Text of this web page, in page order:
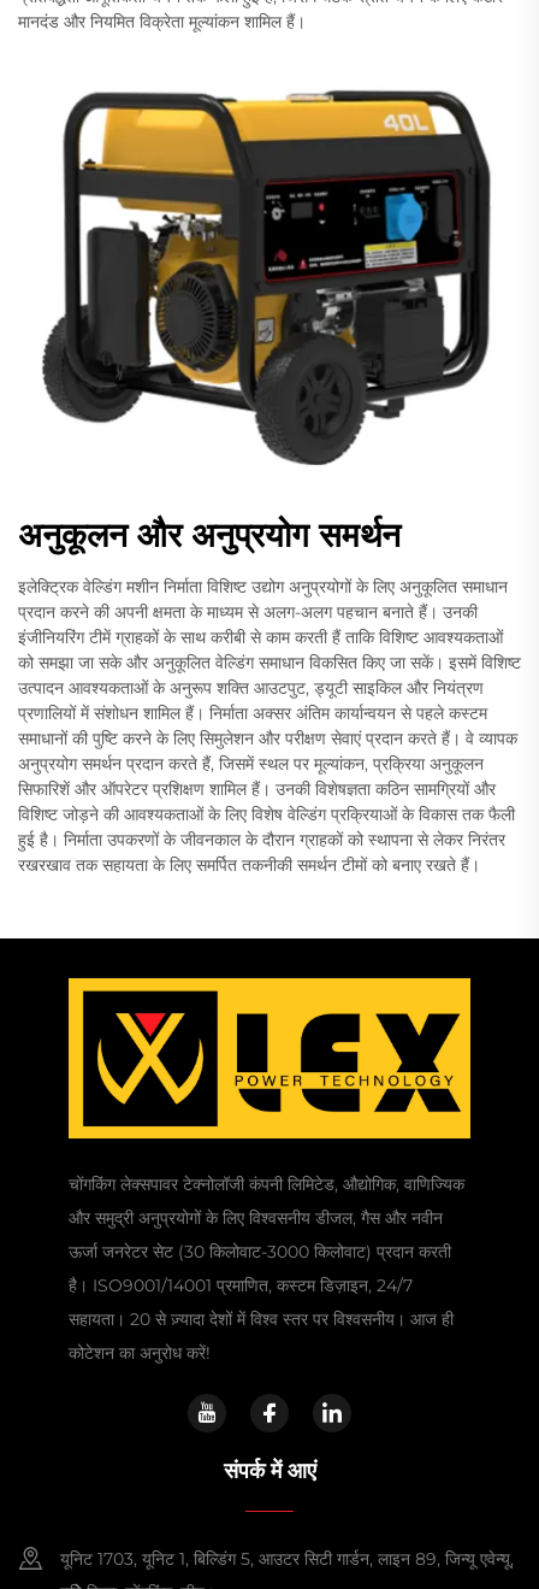
मानदंड और नियमित विक्रेता मूल्यांकन शामिल हैं।
अनुकूलन और अनुप्रयोग समर्थन
इलेक्ट्रिक वेल्डिंग मशीन निर्माता विशिष्ट उद्योग अनुप्रयोगों के लिए अनुकूलित समाधान
प्रदान करने की अपनी क्षमता के माध्यम से अलग-अलग पहचान बनाते हैं। उनकी
इंजीनियरिंग टीमें ग्राहकों के साथ करीबी से काम करती हैं ताकि विशिष्ट आवश्यकताओं
को समझा जा सके और अनुकूलित वेल्डिंग समाधान विकसित किए जा सकें। इसमें विशिष्ट
उत्पादन आवश्यकताओं के अनुरूप शक्ति आउटपुट, ड्यूटी साइकिल और नियंत्रण
प्रणालियों में संशोधन शामिल हैं। निर्माता अक्सर अंतिम कार्यान्वयन से पहले कस्टम
समाधानों की पुष्टि करने के लिए सिमुलेशन और परीक्षण सेवाएं प्रदान करते हैं। वे व्यापक
अनुप्रयोग समर्थन प्रदान करते हैं, जिसमें स्थल पर मूल्यांकन, प्रक्रिया अनुकूलन
सिफारिशें और ऑपरेटर प्रशिक्षण शामिल हैं। उनकी विशेषज्ञता कठिन सामग्रियों और
विशिष्ट जोड़ने की आवश्यकताओं के लिए विशेष वेल्डिंग प्रक्रियाओं के विकास तक फैली
हुई है। निर्माता उपकरणों के जीवनकाल के दौरान ग्राहकों को स्थापना से लेकर निरंतर
रखरखाव तक सहायता के लिए समर्पित तकनीकी समर्थन टीमों को बनाए रखते हैं।
चोंगकिंग लेक्सपावर टेक्नोलॉजी कंपनी लिमिटेड, औद्योगिक, वाणिज्यिक
और समुद्री अनुप्रयोगों के लिए विश्वसनीय डीजल, गैस और नवीन
ऊर्जा जनरेटर सेट (30 किलोवाट-3000 किलोवाट) प्रदान करती
है। ISO9001/14001 प्रमाणित, कस्टम डिज़ाइन, 24/7
सहायता। 20 से ज़्यादा देशों में विश्व स्तर पर विश्वसनीय। आज ही
कोटेशन का अनुरोध करें!
संपर्क में आएं
यूनिट 1703, यूनिट 1, बिल्डिंग 5, आउटर सिटी गार्डन, लाइन 89, जिन्यू एवेन्यू,